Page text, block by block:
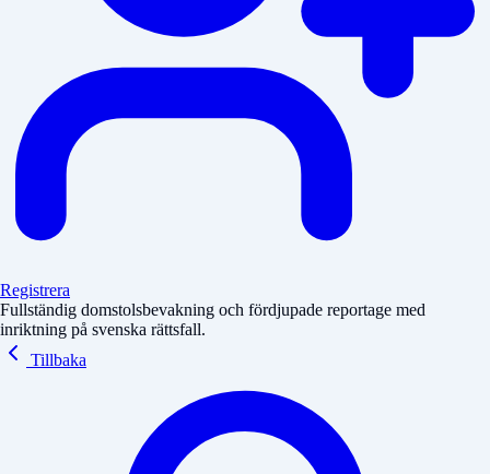
Registrera
Fullständig domstolsbevakning och fördjupade reportage med
inriktning på svenska rättsfall.
Tillbaka